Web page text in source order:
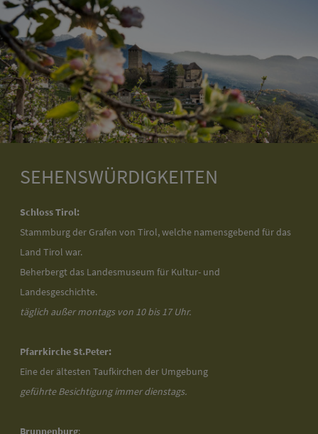
SEHENSWÜRDIGKEITEN
Schloss Tirol:
Stammburg der Grafen von Tirol, welche namensgebend für das
Land Tirol war.
Beherbergt das Landesmuseum für Kultur- und
Landesgeschichte.
täglich außer montags von 10 bis 17 Uhr.
Pfarrkirche St.Peter:
Eine der ältesten Taufkirchen der Umgebung
geführte Besichtigung immer dienstags.
Brunnenburg: